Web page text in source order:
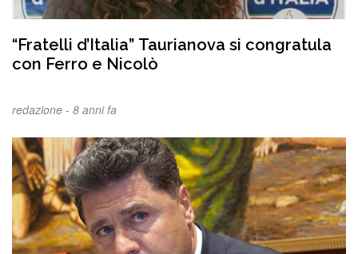
“Fratelli d’Italia” Taurianova si congratula
con Ferro e Nicolò
redazione - 8 anni fa